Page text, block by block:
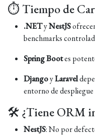
⏱️ Tiempo de
.NETyNestJS
benchmarks
Spring Bootes
DjangoyLaravel
entorno de
🛠️ ¿Tiene ORM
NestJS: No por